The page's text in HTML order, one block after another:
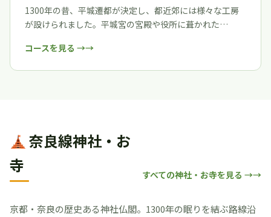
1300年の昔、平城遷都が決定し、都近郊には様々な工房
が設けられました。平城宮の宮殿や役所に葺かれた…
コースを見る →
奈良線神社・お
寺
すべての神社・お寺を見る →
京都・奈良の歴史ある神社仏閣。1300年の眠りを結ぶ路線沿